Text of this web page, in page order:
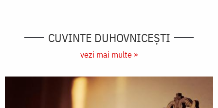
CUVINTE DUHOVNICEȘTI
vezi mai multe »